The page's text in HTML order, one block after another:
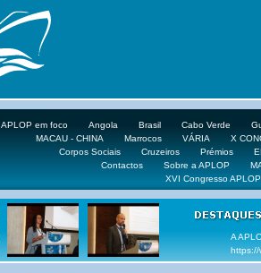
APLOP em foco Angola Brasil Cabo Verde
MACAU - CHINA
Marrocos VÁRIA
X
Corpos Sociais
Cruzeiros Prémios
Contactos
Sobre a APLOP
XVI Congresso APLOP
VEJA